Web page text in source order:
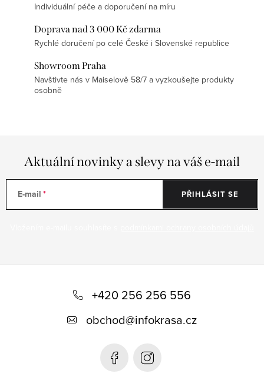
Individuální péče a doporučení na míru
Doprava nad 3 000 Kč zdarma
Rychlé doručení po celé České i Slovenské republice
Showroom Praha
Navštivte nás v Maiselově 58/7 a vyzkoušejte produkty
osobně
Aktuální novinky a slevy na váš e-mail
E-mail PŘIHLÁSIT SE
+420 256 256 556
obchod@infokrasa.cz